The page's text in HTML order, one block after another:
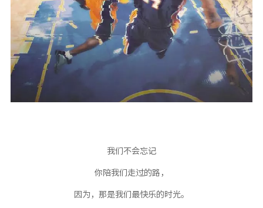
我们不会忘记
你陪我们走过的路，
因为，那是我们最快乐的时光。